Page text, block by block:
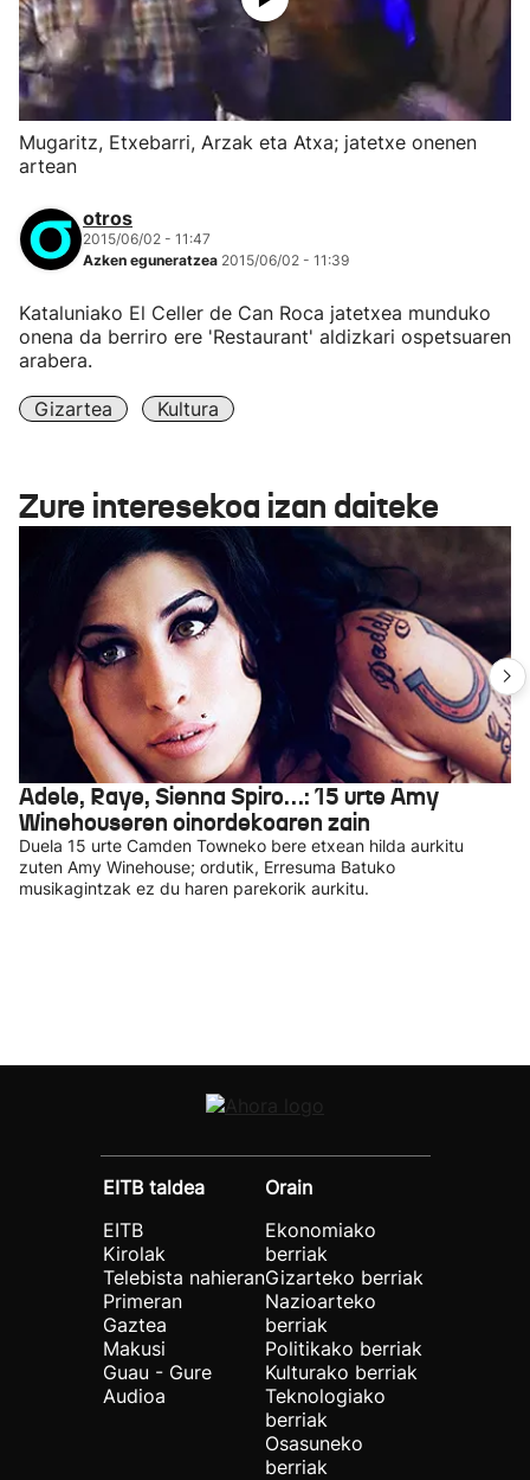
Mugaritz, Etxebarri, Arzak eta Atxa; jatetxe onenen
artean
otros
2015/06/02 - 11:47
Azken eguneratzea 2015/06/02 - 11:39
Kataluniako El Celler de Can Roca jatetxea munduko
onena da berriro ere 'Restaurant' aldizkari ospetsuaren
arabera.
Gizartea Kultura
Zure interesekoa izan daiteke
Adele, Raye, Sienna Spiro…: 15 urte Amy
Winehouseren oinordekoaren zain
Duela 15 urte Camden Towneko bere etxean hilda aurkitu
zuten Amy Winehouse; ordutik, Erresuma Batuko
musikagintzak ez du haren parekorik aurkitu.
EITB taldea
EITB
Kirolak
Telebista nahieran
Primeran
Gaztea
Makusi
Guau - Gure
Audioa
Orain
Ekonomiako
berriak
Gizarteko berriak
Nazioarteko
berriak
Politikako berriak
Kulturako berriak
Teknologiako
berriak
Osasuneko
berriak